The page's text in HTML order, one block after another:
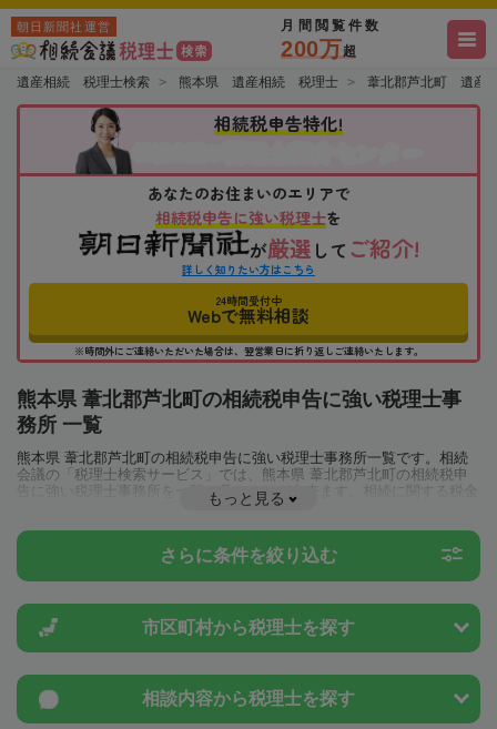
朝日新聞社運営 月間閲覧件数
200万超
遺産相続 税理士検索 熊本県 遺産相続 税理士 葦北郡芦北町 遺産
相続税申告特化!
あなたのお住まいのエリアで
相続税申告に強い税理士を
が厳選 して ご紹介!
詳しく知りたい方はこちら
24時間受付中
Webで無料相談
※時間外にご連絡いただいた場合は、翌営業日に折り返しご連絡いたします。
熊本県 葦北郡芦北町の相続税申告に強い税理士事
務所 一覧
熊本県 葦北郡芦北町の相続税申告に強い税理士事務所一覧です。相続
会議の「税理士検索サービス」では、熊本県 葦北郡芦北町の相続税申
告に強い税理士事務所を一覧で見ることが出来ます。相続に関する税金
や特例制度のことは一度近隣の税理士に相談してみましょう。
もっと見る
さらに条件を絞り込む
市区町村から税理士を探す
相談内容から税理士を探す